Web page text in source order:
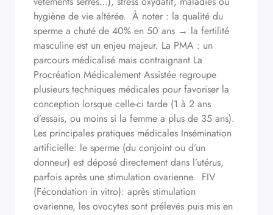
hygiène de vie altérée. À noter : la qualité du
sperme a chuté de 40% en 50 ans → la fertilité
masculine est un enjeu majeur. La PMA : un
parcours médicalisé mais contraignant La
Procréation Médicalement Assistée regroupe
plusieurs techniques médicales pour favoriser la
conception lorsque celle-ci tarde (1 à 2 ans
d’essais, ou moins si la femme a plus de 35 ans).
Les principales pratiques médicales Insémination
artificielle: le sperme (du conjoint ou d’un
donneur) est déposé directement dans l’utérus,
parfois après une stimulation ovarienne. FIV
(Fécondation in vitro): après stimulation
ovarienne, les ovocytes sont prélevés puis mis en